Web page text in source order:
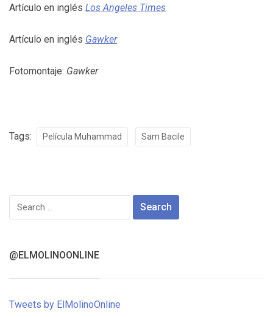
Artículo en inglés Los Angeles Times
Artículo en inglés Gawker
Fotomontaje: Gawker
Tags: Película Muhammad Sam Bacile
Search
for:
@ELMOLINOONLINE
Tweets by ElMolinoOnline